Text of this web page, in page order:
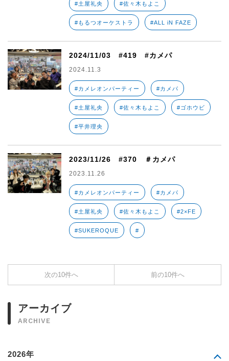
#土屋礼央 #佐々木もよこ
#もるつオーケストラ #ALL iN FAZE
2024/11/03 #419 #カメパ
2024.11.3
#カメレオンパーティー #カメパ
#土屋礼央 #佐々木もよこ #ゴホウビ
#平井理央
2023/11/26 #370 ＃カメパ
2023.11.26
#カメレオンパーティー #カメパ
#土屋礼央 #佐々木もよこ #2×FE
#SUKEROQUE #
次の10件へ 前の10件へ
アーカイブ
ARCHIVE
2026年